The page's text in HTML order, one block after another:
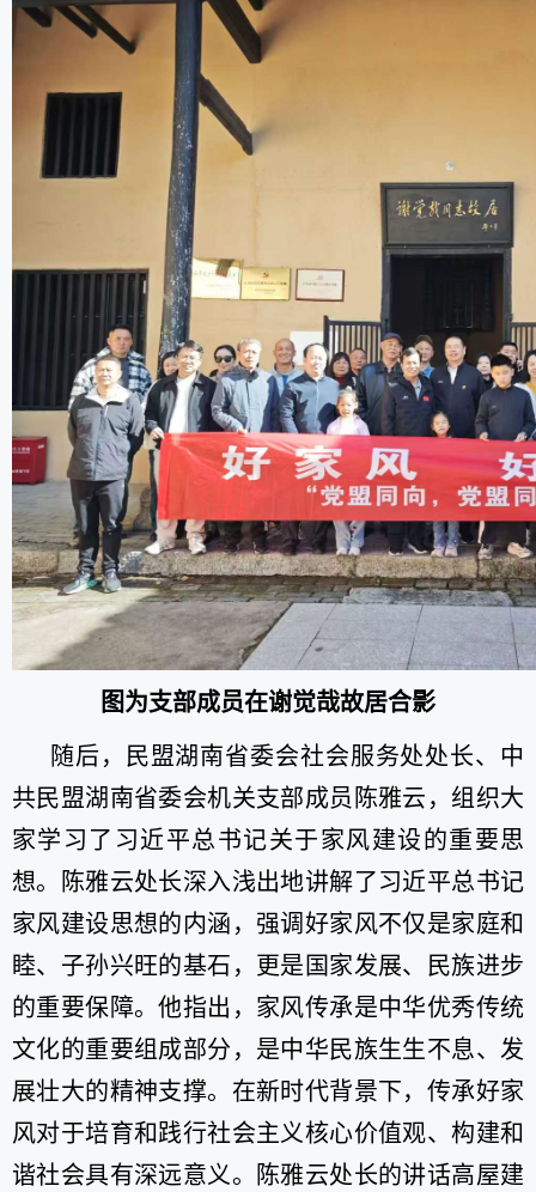
图为支部成员在谢觉哉故居合影
随后，民盟湖南省委会社会服务处处长、中
共民盟湖南省委会机关支部成员陈雅云，组织大
家学习了习近平总书记关于家风建设的重要思
想。陈雅云处长深入浅出地讲解了习近平总书记
家风建设思想的内涵，强调好家风不仅是家庭和
睦、子孙兴旺的基石，更是国家发展、民族进步
的重要保障。他指出，家风传承是中华优秀传统
文化的重要组成部分，是中华民族生生不息、发
展壮大的精神支撑。在新时代背景下，传承好家
风对于培育和践行社会主义核心价值观、构建和
谐社会具有深远意义。陈雅云处长的讲话高屋建